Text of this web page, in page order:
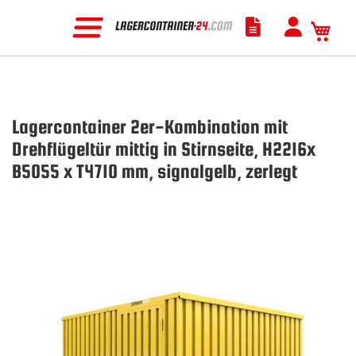
Lagercontainer 2er-Kombination mit
Drehflügeltür mittig in Stirnseite, H2216x
B5055 x T4710 mm, signalgelb, zerlegt